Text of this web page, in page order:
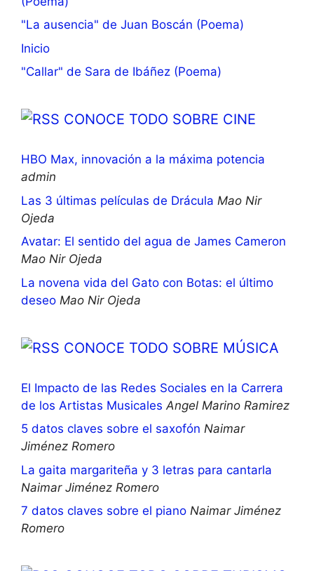
"La ausencia" de Juan Boscán (Poema)
Inicio
"Callar" de Sara de Ibáñez (Poema)
CONOCE TODO SOBRE CINE
HBO Max, innovación a la máxima potencia
admin
Las 3 últimas películas de Drácula Mao Nir
Ojeda
Avatar: El sentido del agua de James Cameron
Mao Nir Ojeda
La novena vida del Gato con Botas: el último
deseo Mao Nir Ojeda
CONOCE TODO SOBRE MÚSICA
El Impacto de las Redes Sociales en la Carrera
de los Artistas Musicales Angel Marino Ramirez
5 datos claves sobre el saxofón Naimar
Jiménez Romero
La gaita margariteña y 3 letras para cantarla
Naimar Jiménez Romero
7 datos claves sobre el piano Naimar Jiménez
Romero